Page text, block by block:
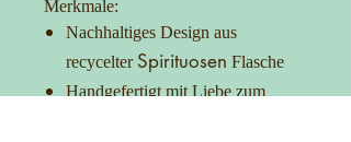
Merkmale:
Nachhaltiges Design aus
recycelter Spirituosen Flasche
Handgefertigt mit Liebe zum